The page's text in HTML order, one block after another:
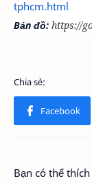
tphcm.html
Bản đồ: https://
Bạn có thể